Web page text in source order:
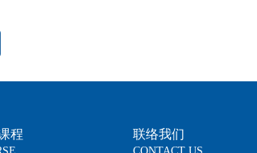
程 联络我们
CONTACT US